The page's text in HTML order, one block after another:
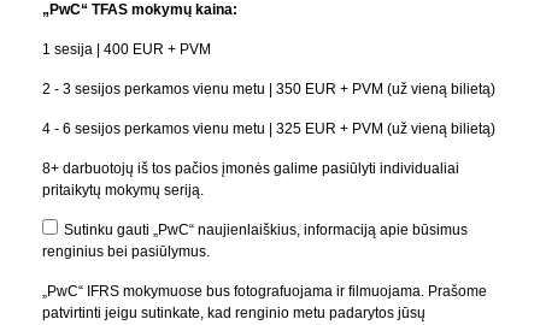
„PwC“ TFAS mokymų kaina:
1 sesija | 400 EUR + PVM
2 - 3 sesijos perkamos vienu metu | 350 EUR + PVM (už vieną bilietą)
4 - 6 sesijos perkamos vienu metu | 325 EUR + PVM (už vieną bilietą)
8+ darbuotojų iš tos pačios įmonės galime pasiūlyti individualiai
pritaikytų mokymų seriją.
Sutinku gauti „PwC“ naujienlaiškius, informaciją apie būsimus
renginius bei pasiūlymus.
„PwC“ IFRS mokymuose bus fotografuojama ir filmuojama. Prašome
patvirtinti jeigu sutinkate, kad renginio metu padarytos jūsų